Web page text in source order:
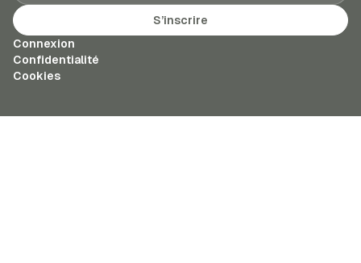
S’inscrire
Connexion
Confidentialité
Cookies